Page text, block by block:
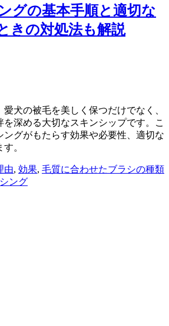
グの基本手順と適切な
きの対処法も解説
犬の被毛を美しく保つだけでなく、
を深める大切なスキンシップです。こ
ングがもたらす効果や必要性、適切な
。
由, 効果, 毛質に合わせたブラシの種類
ング